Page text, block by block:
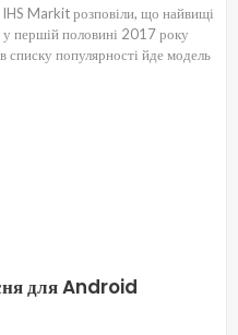
IHS Markit розповіли, що найвищі
першій половині 2017 року
списку популярності йде модель
для Android